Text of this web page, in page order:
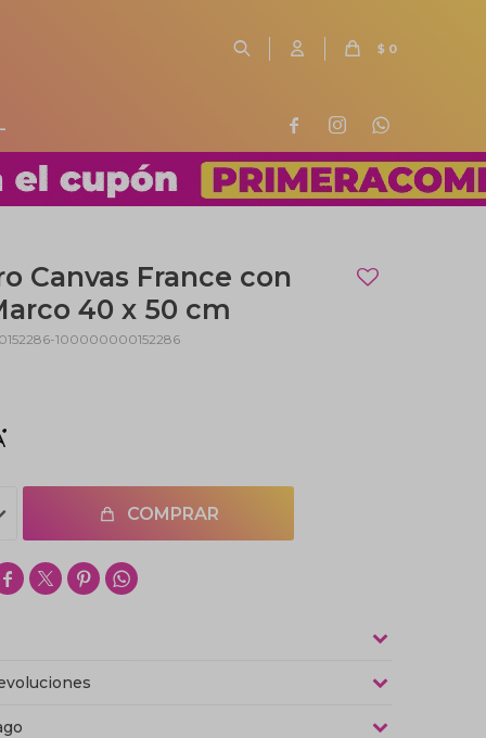
$ 0
  
Canvas France con
40 x 50 cm
100000000152286
COMPRAR
   